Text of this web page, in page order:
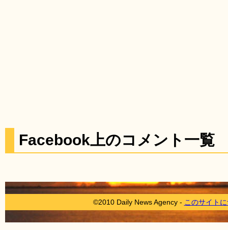
Facebook上のコメント一覧
©2010 Daily News Agency - このサイト